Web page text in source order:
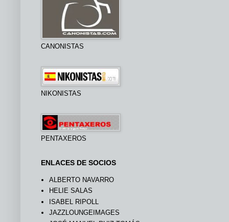
CANONISTAS
NIKONISTAS
PENTAXEROS
ENLACES DE SOCIOS
ALBERTO NAVARRO
HELIE SALAS
ISABEL RIPOLL
JAZZLOUNGEIMAGES